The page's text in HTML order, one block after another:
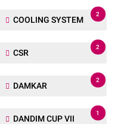
COOLING SYSTEM
2
CSR
2
DAMKAR
2
DANDIM CUP VII
1